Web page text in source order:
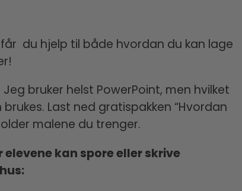
du hjelp til både hvordan du kan lage
bruker helst PowerPoint, men hvilket
Last ned gratispakken “Hvordan
malene du trenger.
kan spore eller skrive